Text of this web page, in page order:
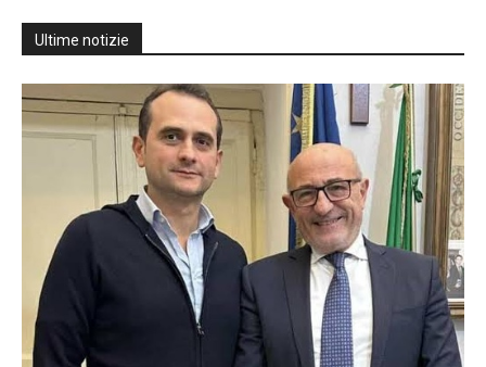
Ultime notizie